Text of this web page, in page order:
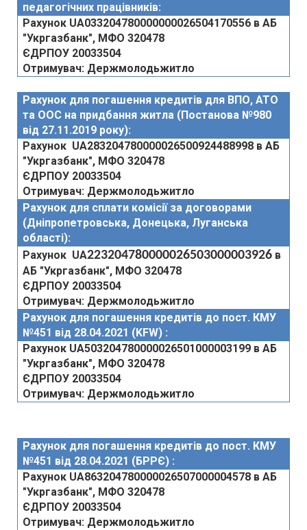
педагогічних працівників:
Рахунок UA033204780000000026504170556 в АБ
"Укргазбанк", МФО 320478
ЄДРПОУ 20033504
Отримувач: Держмолодьжитло
Рахунок для погашення кредитів для ВПО, АТО
та ООС на придбання житла (Постанова №980
від 27.11.2019 року):
Рахунок UA283204780000026500924488998 в АБ
"Укргазбанк", МФО 320478
ЄДРПОУ 20033504
Отримувач: Держмолодьжитло
Рахунок для сплати комісії за договорами
(Дніпропетровська, Донецька, Луганська
області):
Рахунок UA223204780000026503000003926 в
АБ "Укргазбанк", МФО 320478
ЄДРПОУ 20033504
Отримувач: Держмолодьжитло
Рахунок для погашення кредитів до пост. КМУ
№451 від 28.04.2021 (KFW) :
Рахунок UA503204780000026501000003199 в АБ
"Укргазбанк", МФО 320478
ЄДРПОУ 20033504
Отримувач: Держмолодьжитло
Рахунок для погашення кредитів до пост. КМУ
№451 від 28.04.2021 (БРРЄ) :
Рахунок UA863204780000026507000004578 в АБ
"Укргазбанк", МФО 320478
ЄДРПОУ 20033504
Отримувач: Держмолодьжитло